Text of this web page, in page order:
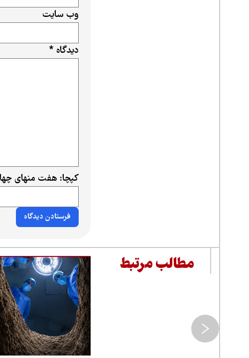
دیدگاه *
وب‌ سایت
کپچا: هفت منهای
مطالب مرتبط